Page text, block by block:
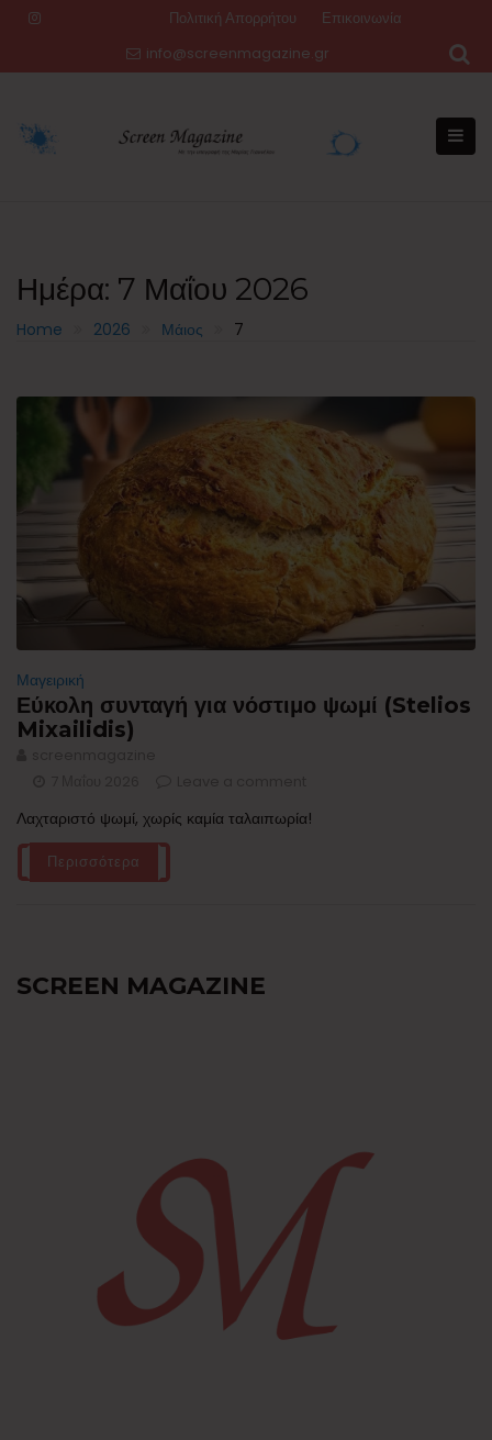
Πολιτική Απορρήτου
Επικοινωνία
info@screenmagazine.gr
Ημέρα: 7 Μαΐου 2026
Home 2026 Μάιος 7
Μαγειρική
Εύκολη συνταγή για νόστιμο ψωμί (Stelios
Mixailidis)
Λαχταριστό ψωμί, χωρίς καμία ταλαιπωρία!
Περισσότερα
SCREEN MAGAZINE